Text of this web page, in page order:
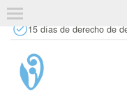
15 días de derecho de